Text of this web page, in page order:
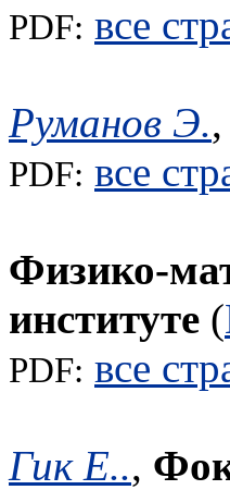
PDF: все
Руманов Э.,
PDF: все
Физико-
институте (
PDF: все
Гик Е..,